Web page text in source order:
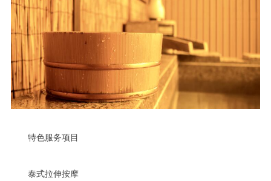
特色服务项目
泰式拉伸按摩